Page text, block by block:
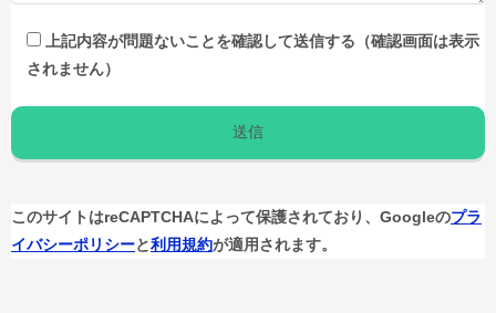
上記内容が問題ないことを確認して送信する（確認画面は表示
されません）
このサイトはreCAPTCHAによって保護されており、Googleのプラ
イバシーポリシーと利用規約が適用されます。